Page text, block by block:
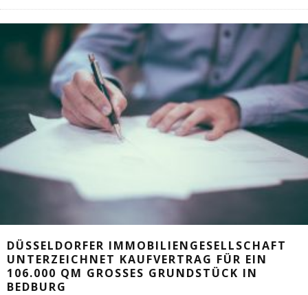
DÜSSELDORFER IMMOBILIENGESELLSCHAFT
UNTERZEICHNET KAUFVERTRAG FÜR EIN
106.000 QM GROSSES GRUNDSTÜCK IN B
EDBURG